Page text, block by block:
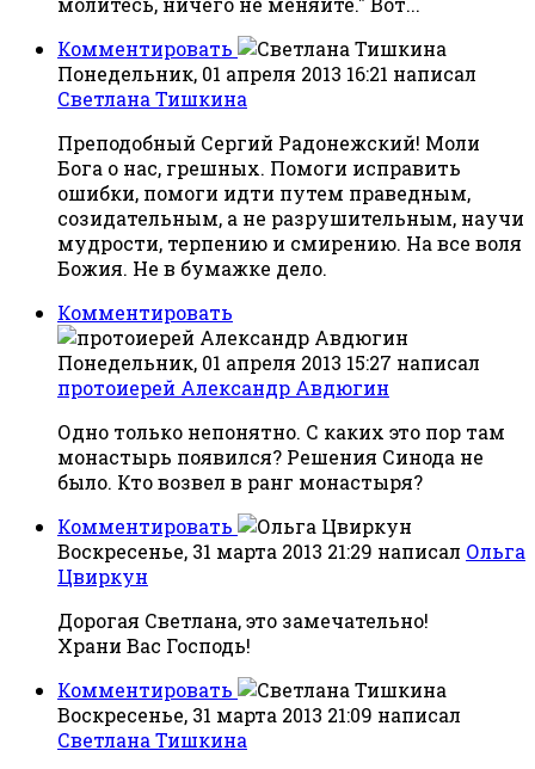
Комментировать
Понедельник, 01 апреля 2013 16:21 написал
Светлана Тишкина
Преподобный Сергий Радонежский! Моли
Бога о нас, грешных. Помоги исправить
ошибки, помоги идти путем праведным,
созидательным, а не разрушительным, научи
мудрости, терпению и смирению. На все воля
Божия. Не в бумажке дело.
Комментировать
Понедельник, 01 апреля 2013 15:27 написал
протоиерей Александр Авдюгин
Одно только непонятно. С каких это пор там
монастырь появился? Решения Синода не
было. Кто возвел в ранг монастыря?
Комментировать
Воскресенье, 31 марта 2013 21:29 написал Ольга
Цвиркун
Дорогая Светлана, это замечательно!
Храни Вас Господь!
Комментировать
Воскресенье, 31 марта 2013 21:09 написал
Светлана Тишкина